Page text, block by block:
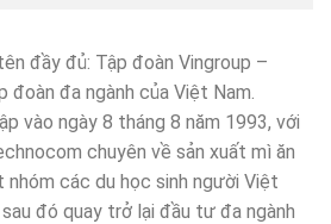
đầy đủ: Tập đoàn Vingroup –
đa ngành của Việt Nam.
vào ngày 8 tháng 8 năm 1993, với
chuyên về sản xuất mì ăn
nhóm các du học sinh người Việt
đó quay trở lại đầu tư đa ngành